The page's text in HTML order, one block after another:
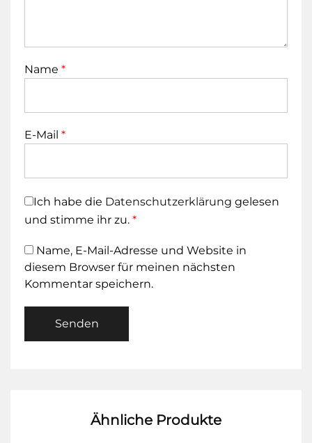
Name *
E-Mail *
Ich habe die Datenschutzerklärung gelesen
und stimme ihr zu. *
Name, E-Mail-Adresse und Website in
diesem Browser für meinen nächsten
Kommentar speichern.
Ähnliche Produkte